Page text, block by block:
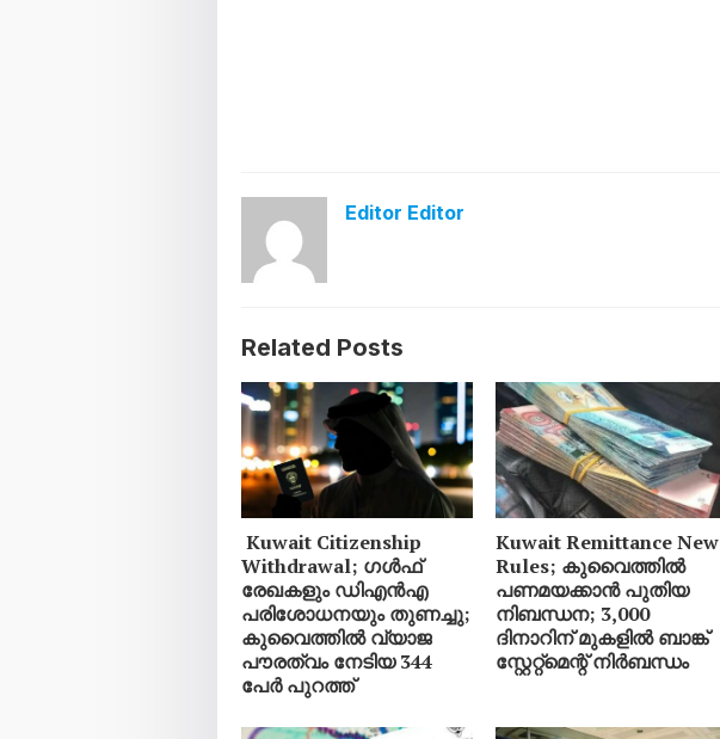
Editor Editor
Related Posts
Kuwait Citizenship
Withdrawal; ഗൾഫ്
രേഖകളും ഡിഎൻഎ
പരിശോധനയും തുണച്ചു;
കുവൈത്തിൽ വ്യാജ
പൗരത്വം നേടിയ 344
പേർ പുറത്ത്
Kuwait Remittance New
Rules; കുവൈത്തിൽ
പണമയക്കാൻ പുതിയ
നിബന്ധന; 3,000
ദിനാറിന് മുകളിൽ ബാങ്ക്
സ്റ്റേറ്റ്‌മെന്റ് നിർബന്ധം